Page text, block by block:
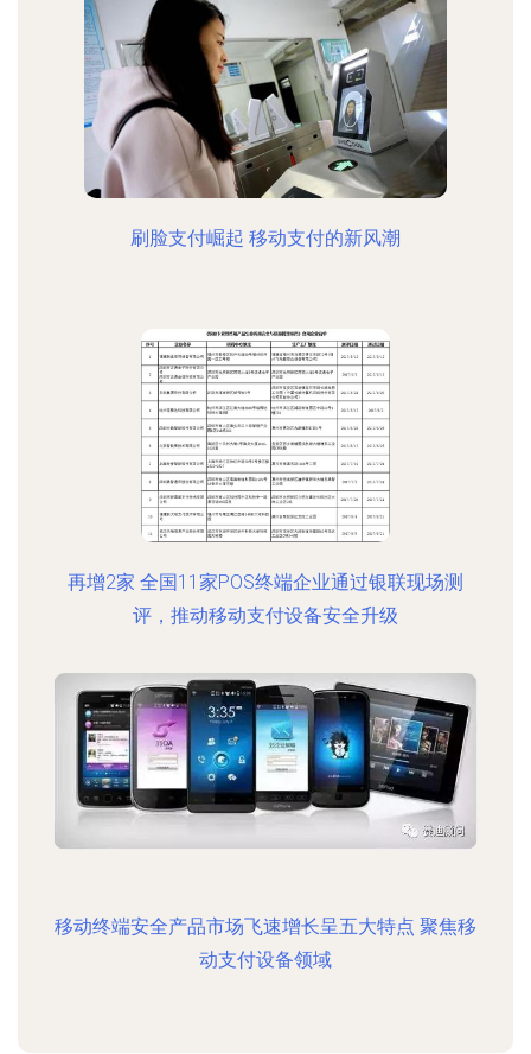
刷脸支付崛起 移动支付的新风潮
再增2家 全国11家POS终端企业通过银联现场测
评，推动移动支付设备安全升级
移动终端安全产品市场飞速增长呈五大特点 聚焦移
动支付设备领域